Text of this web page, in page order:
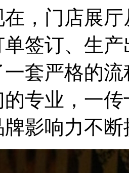
在，门店展
单签订、生
套严格的
专业，一
影响力不